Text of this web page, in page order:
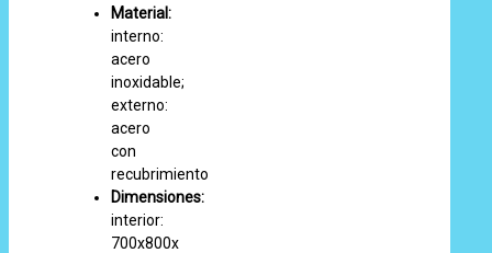
Material:
interno:
acero
inoxidable;
externo:
acero
con
recubrimiento
Dimensiones:
interior:
700x800x